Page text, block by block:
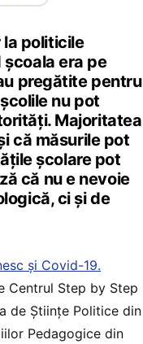
politicile
era pe
pregătite pentru
nu pot
Majoritatea
că măsurile pot
școlare pot
că nu e nevoie
ci și de
și Covid-19.
Centrul Step by Step
de Științe Politice din
Pedagogice din